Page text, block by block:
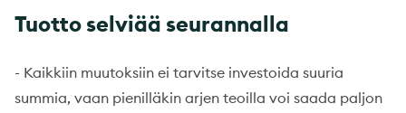
Tuotto selviää seurannalla
- Kaikkiin muutoksiin ei tarvitse investoida suuria
summia, vaan pienilläkin arjen teoilla voi saada paljon